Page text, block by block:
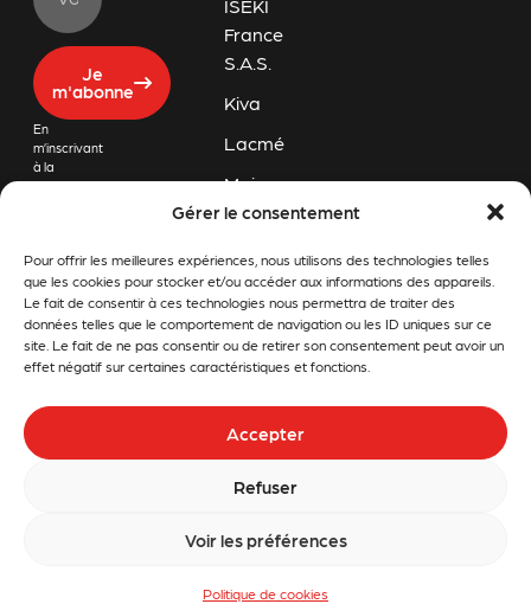
Gérer le consentement
Pour offrir les meilleures expériences, nous utilisons des technologies telles
que les cookies pour stocker et/ou accéder aux informations des appareils.
Le fait de consentir à ces technologies nous permettra de traiter des
données telles que le comportement de navigation ou les ID uniques sur ce
site. Le fait de ne pas consentir ou de retirer son consentement peut avoir un
effet négatif sur certaines caractéristiques et fonctions.
Accepter
Refuser
Voir les préférences
Politique de cookies
Je
m'abonne
En
m’inscrivant
à la
newsletter
que mon
adresse
email soit
conservée
recevoir les
dernières
et offres
en lien avec
ISEKI
France
S.A.S.
Kiva
Lacmé
Majar
Orec
Pubert
Rapid
Snapper
Stihl
Tom
Press